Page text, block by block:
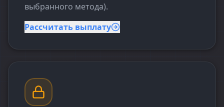
выбранного метода).
Рассчитать выплату